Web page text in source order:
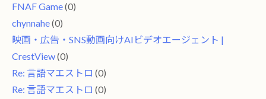
FNAF Game(0)
chynnahe(0)
映画・広告・SNS動画向けAIビデオエージェント |
CrestView(0)
Re: 言語マエストロ (0)
Re: 言語マエストロ (0)